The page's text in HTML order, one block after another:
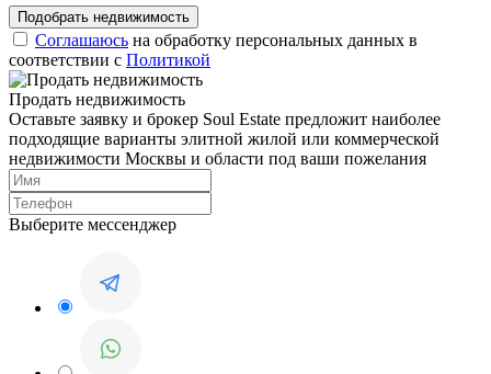
Соглашаюсь на обработку персональных данных в
соответствии с Политикой
Продать недвижимость
Оставьте заявку и брокер Soul Estate предложит наиболее
подходящие варианты элитной жилой или коммерческой
недвижимости Москвы и области под ваши пожелания
Выберите мессенджер